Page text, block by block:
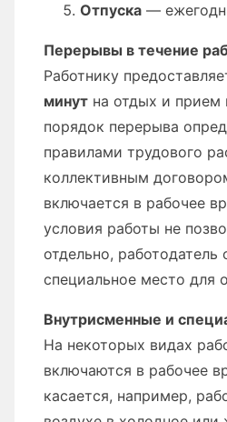
Отпуска —
Перерывы в течение
Работнику
минут на отдых и
порядок перерыва
правилами трудового
коллективным
включается в рабочее
условия работы не
отдельно, работодатель
специальное место для
Внутрисменные и
На некоторых видах
включаются в рабочее
касается, например,